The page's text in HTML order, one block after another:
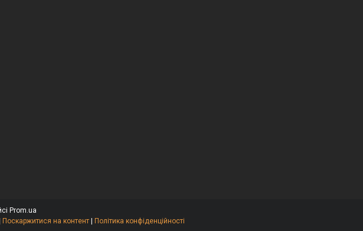
Prom.ua
Поскаржитися на контент | Політика конфіденційності